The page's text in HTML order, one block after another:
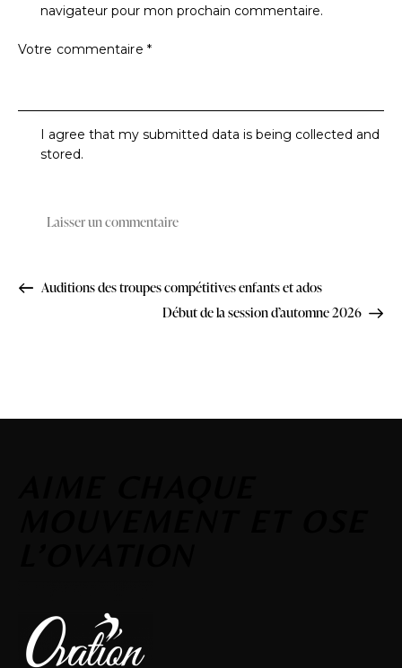
navigateur pour mon prochain commentaire.
I agree that my submitted data is being collected and
stored.
Auditions des troupes compétitives enfants et ados
Début de la session d’automne 2026